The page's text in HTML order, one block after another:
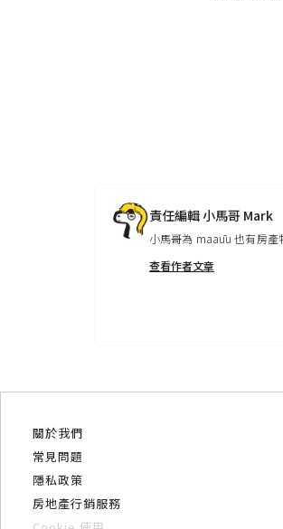
責任編輯 小馬哥 Mark
小馬哥為 maaūu 也有房產
查看作者文章
關於我們
常見問題
隱私政策
房地產行銷服務